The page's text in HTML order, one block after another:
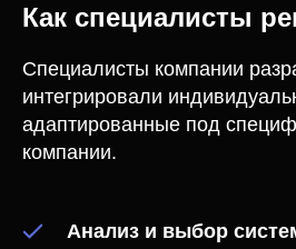
Как специалисты
Специалисты компании
интегрировали
адаптированные под
компании.
Анализ и выбор